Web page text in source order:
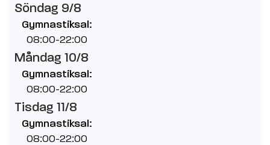
Söndag 9/8
Gymnastiksal:
08:00-22:00
Måndag 10/8
Gymnastiksal:
08:00-22:00
Tisdag 11/8
Gymnastiksal:
08:00-22:00